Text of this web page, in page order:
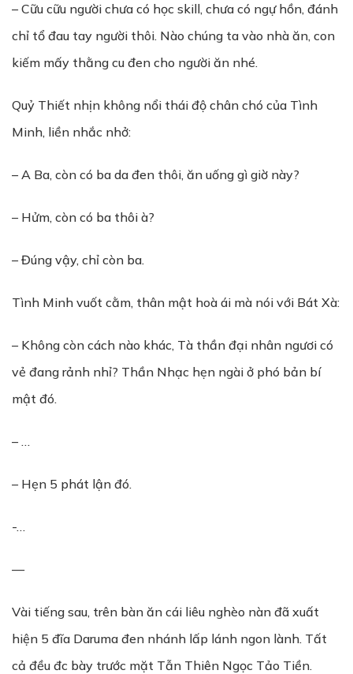
– Cữu cữu người chưa có học skill, chưa có ngự hồn, đánh
chỉ tổ đau tay người thôi. Nào chúng ta vào nhà ăn, con
kiếm mấy thằng cu đen cho người ăn nhé.
Quỷ Thiết nhịn không nổi thái độ chân chó của Tình
Minh, liền nhắc nhở:
– A Ba, còn có ba da đen thôi, ăn uống gì giờ này?
– Hửm, còn có ba thôi à?
– Đúng vậy, chỉ còn ba.
Tình Minh vuốt cằm, thân mật hoà ái mà nói với Bát Xà:
– Không còn cách nào khác, Tà thần đại nhân ngươi có
vẻ đang rảnh nhỉ? Thần Nhạc hẹn ngài ở phó bản bí
mật đó.
– …
– Hẹn 5 phát lận đó.
-…
—
Vài tiếng sau, trên bàn ăn cái liêu nghèo nàn đã xuất
hiện 5 đĩa Daruma đen nhánh lấp lánh ngon lành. Tất
cả đều đc bày trước mặt Tẫn Thiên Ngọc Tảo Tiền.